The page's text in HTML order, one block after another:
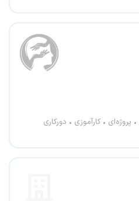
پروژه‌ای کارآموزی دورکاری